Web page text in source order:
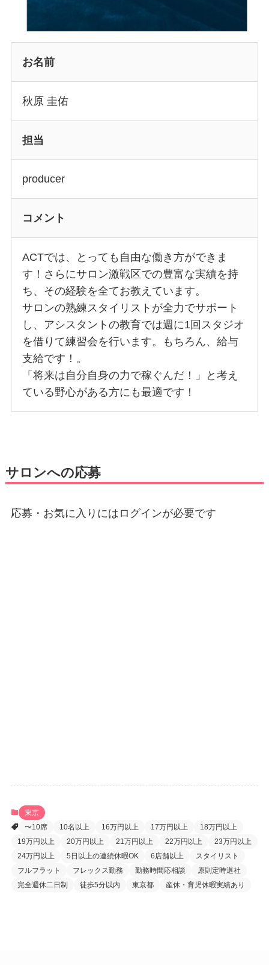
お名前
秋原 圭佑
担当
producer
コメント
ACTでは、とっても自由な働き方ができま
す！さらにサロン激戦区での豊富な実績を持
ち、その経験を全てお教えています。
サロンの熟練スタイリストが全力でサポート
し、アシスタントの教育では週に1回スタジオ
を借りて練習会を行います。もちろん、給与
支給です！。
「将来は自分自身の力で稼ぐんだ！」と考え
ている野心がある方にも最適です！
サロンへの応募
応募・お気に入りにはログインが必要です
東京
〜10席
10名以上 16万円以上 17万円以上
18万円以上
19万円以上
20万円以上 21万円以上 22万円以上
23万円以上
24万円以上
5日以上の連続休暇OK 6店舗以上
スタイリスト
フルフラット
フレックス勤務 勤務時間応相談
原則定時退社
完全週休二日制
徒歩5分以内 東京都 産休・育児休暇実績あり